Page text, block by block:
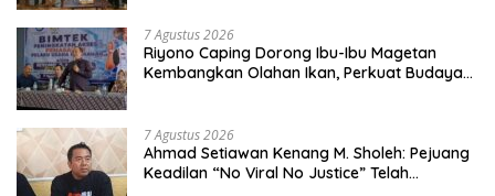
7 Agustus 2026
Riyono Caping Dorong Ibu-Ibu Magetan
Kembangkan Olahan Ikan, Perkuat Budaya
7 Agustus 2026
Ahmad Setiawan Kenang M. Sholeh: Pejuang
Keadilan “No Viral No Justice” Telah